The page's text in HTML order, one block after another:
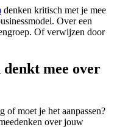
denken kritisch met je mee
Over een
Of verwijzen door
mee over
of moet je het aanpassen?
over jouw